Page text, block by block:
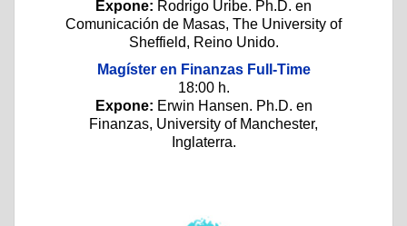
Expone: Rodrigo Uribe. Ph.D. en
Comunicación de Masas, The University of
Sheffield, Reino Unido.
Magíster en Finanzas Full-Time
18:00 h.
Expone: Erwin Hansen. Ph.D. en
Finanzas, University of Manchester,
Inglaterra.